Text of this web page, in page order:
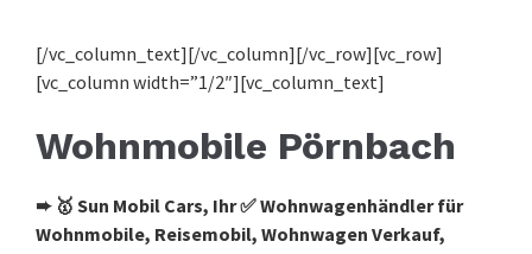
[/vc_column_text][/vc_column][/vc_row][vc_row]
[vc_column width=”1/2″][vc_column_text]
Wohnmobile Pörnbach
➨ 🥇 Sun Mobil Cars, Ihr ✅ Wohnwagenhändler für
Wohnmobile, Reisemobil, Wohnwagen Verkauf,